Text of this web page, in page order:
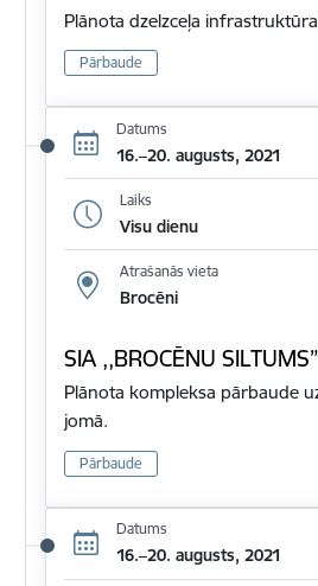
Plānota dzelzceļa
Pārbaude
Datums
16.–20. augusts, 2021
Laiks
Visu dienu
Atrašanās vieta
Brocēni
SIA ,,BROCĒNU SILTUMS”
Plānota kompleksa pārbaude
jomā.
Pārbaude
Datums
16.–20. augusts, 2021